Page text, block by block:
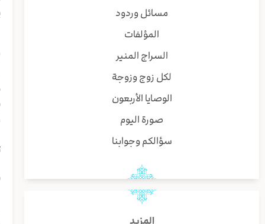
مسائل وردود
المؤلفات
السراج المنير
لكل زوج وزوجة
الوصايا الأربعون
صورة اليوم
سؤالكم وجوابنا
المزيد